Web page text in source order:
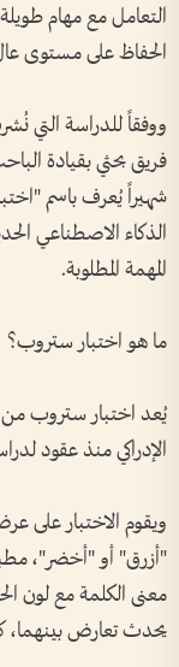
التعامل مع مهام
الحفاظ على مستوى
فريق بحثي بقيادة
الذكاء الاصطناعي
المهمة المطلوبة.
ما هو اختبار ستروب؟
يُعد اختبار ستروب من
الإدراكي منذ عقود
ويقوم الاختبار على
"أزرق" أو "أخضر"،
معنى الكلمة مع لون
يحدث تعارض بينهما،